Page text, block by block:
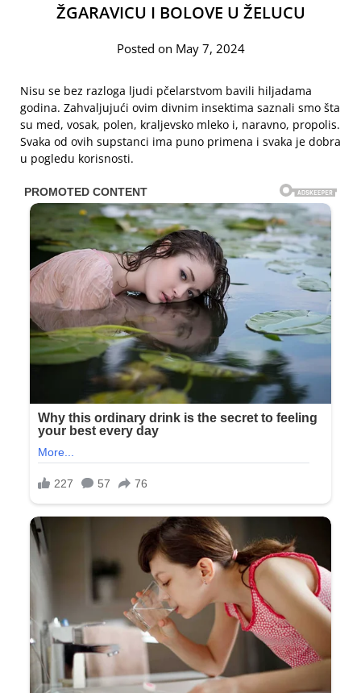
ŽGARAVICU I BOLOVE U ŽELUCU
Posted on May 7, 2024
Nisu se bez razloga ljudi pčelarstvom bavili hiljadama
godina. Zahvaljujući ovim divnim insektima saznali smo šta
su med, vosak, polen, kraljevsko mleko i, naravno, propolis.
Svaka od ovih supstanci ima puno primena i svaka je dobra
u pogledu korisnosti.